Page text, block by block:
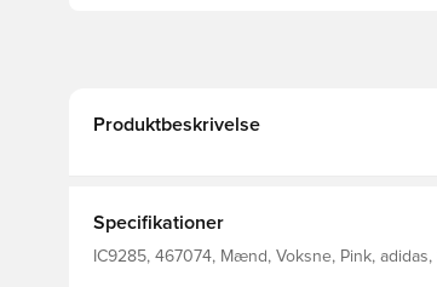
Produktbeskrivelse
Specifikationer
IC9285, 467074, Mænd, Voksne, Pink,